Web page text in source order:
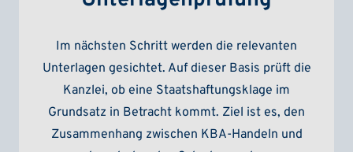
Im nächsten Schritt werden die relevanten
Unterlagen gesichtet. Auf dieser Basis prüft die
Kanzlei, ob eine Staatshaftungsklage im
Grundsatz in Betracht kommt. Ziel ist es, den
Zusammenhang zwischen KBA-Handeln und